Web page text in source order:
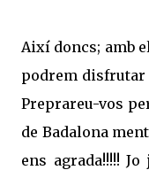
Així doncs; amb
podrem disfrutar
Preprareu-vos
de Badalona
ens agrada!!!!!